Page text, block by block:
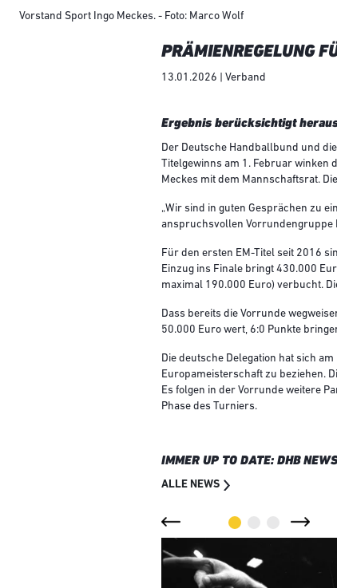
Vorstand Sport Ingo Meckes. - Foto: Marco Wolf
PRÄMIENREGELUNG
13.01.2026 | Verband
Ergebnis berücksichtigt
Der Deutsche Handballbund und
Titelgewinns am 1. Februar winken
Meckes mit dem Mannschaftsrat.
„Wir sind in guten Gesprächen zu
anspruchsvollen Vorrundengruppe
Für den ersten EM-Titel seit 2016
Einzug ins Finale bringt 430.000
maximal 190.000 Euro) verbucht.
Dass bereits die Vorrunde
50.000 Euro wert, 6:0 Punkte
Die deutsche Delegation hat sich
Europameisterschaft zu beziehen.
Es folgen in der Vorrunde weitere
Phase des Turniers.
IMMER UP TO DATE: DHB
ALLE NEWS